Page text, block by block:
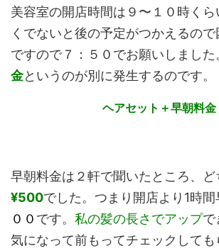
美容室の開店時間は９〜１０時く
くでないと後の予定がつかえるので
ですので７：５０でお願いしました
金というのが別に発生するのです。
ヘアセット＋早朝料金
早朝料金は２軒で聞いたところ、ど
¥500でした。つまり開店より1時間
００ です。 私の髪の長さでアップで
気になって前もってチェックしても